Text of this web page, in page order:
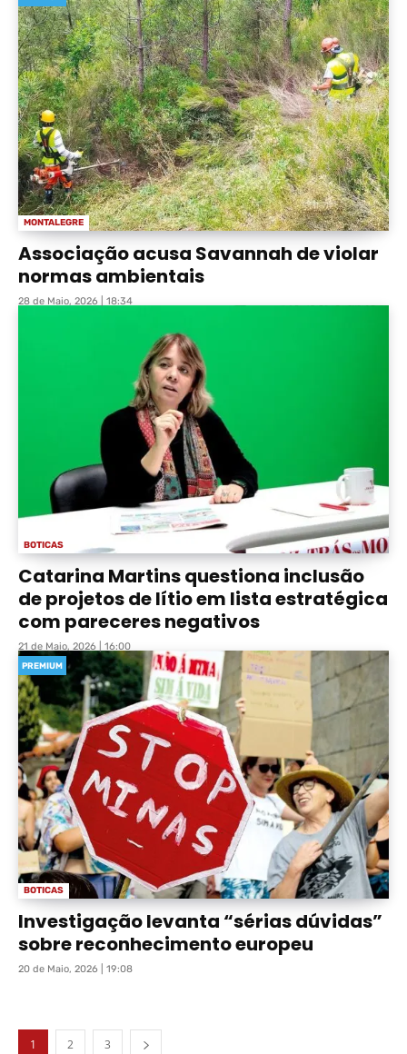
MONTALEGRE
Associação acusa Savannah de violar
normas ambientais
28 de Maio, 2026 | 18:34
BOTICAS
Catarina Martins questiona inclusão
de projetos de lítio em lista estratégica
com pareceres negativos
21 de Maio, 2026 | 16:00
BOTICAS
PREMIUM
Investigação levanta “sérias dúvidas”
sobre reconhecimento europeu
20 de Maio, 2026 | 19:08
1 2 3